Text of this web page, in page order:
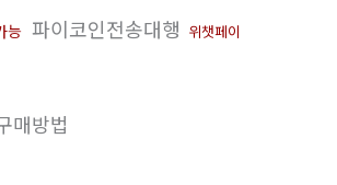
능 파이코인전송대행 위챗페이
매방법